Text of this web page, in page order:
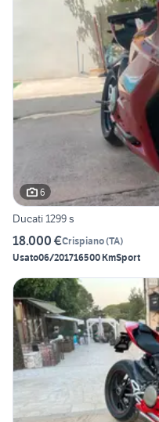
6
Ducati 1299 s
18.000 €Crispiano(TA)
Usato06/201716500 KmSport